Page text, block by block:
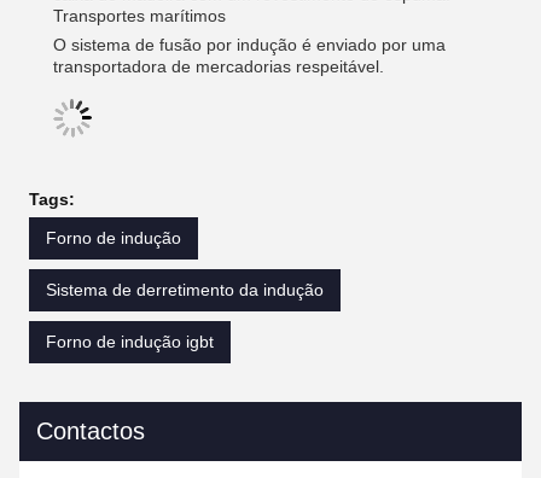
Transportes marítimos
O sistema de fusão por indução é enviado por uma
transportadora de mercadorias respeitável.
Tags:
Forno de indução
Sistema de derretimento da indução
Forno de indução igbt
Contactos